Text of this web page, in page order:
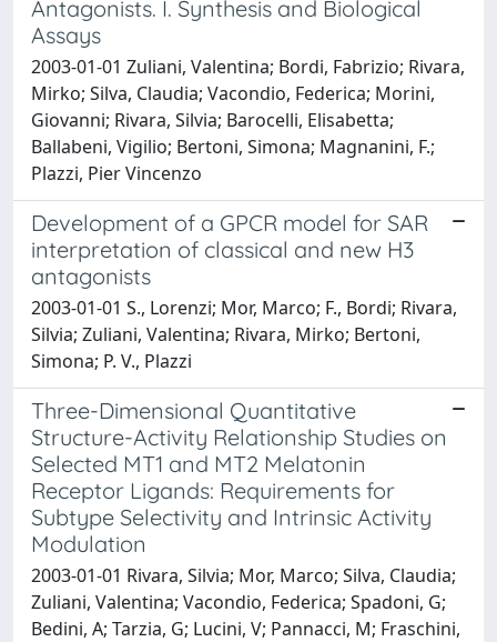
Antagonists. I. Synthesis and Biological
Assays
2003-01-01 Zuliani, Valentina; Bordi, Fabrizio; Rivara,
Mirko; Silva, Claudia; Vacondio, Federica; Morini,
Giovanni; Rivara, Silvia; Barocelli, Elisabetta;
Ballabeni, Vigilio; Bertoni, Simona; Magnanini, F.;
Plazzi, Pier Vincenzo
Development of a GPCR model for SAR
interpretation of classical and new H3
antagonists
2003-01-01 S., Lorenzi; Mor, Marco; F., Bordi; Rivara,
Silvia; Zuliani, Valentina; Rivara, Mirko; Bertoni,
Simona; P. V., Plazzi
Three-Dimensional Quantitative
Structure-Activity Relationship Studies on
Selected MT1 and MT2 Melatonin
Receptor Ligands: Requirements for
Subtype Selectivity and Intrinsic Activity
Modulation
2003-01-01 Rivara, Silvia; Mor, Marco; Silva, Claudia;
Zuliani, Valentina; Vacondio, Federica; Spadoni, G;
Bedini, A; Tarzia, G; Lucini, V; Pannacci, M; Fraschini,